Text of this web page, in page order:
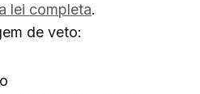
lei completa.
de veto: